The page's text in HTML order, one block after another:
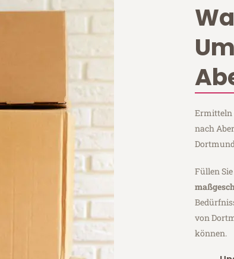
Ermitteln
nach
Füllen
von
können.